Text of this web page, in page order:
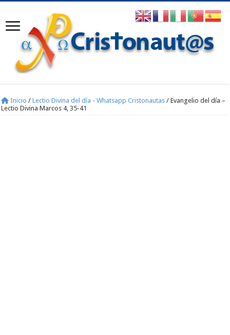
Inicio / Lectio Divina del día - Whatsapp Cristonautas / Evangelio del día –
Lectio Divina Marcos 4, 35-41